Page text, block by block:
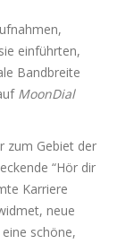
einführten,
Bandbreite
MoonDial
zum Gebiet der
“Hör dir
Karriere
neue
schöne,